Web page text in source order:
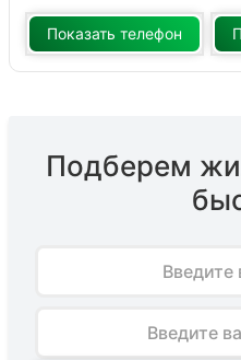
Показать телефон
Подберем